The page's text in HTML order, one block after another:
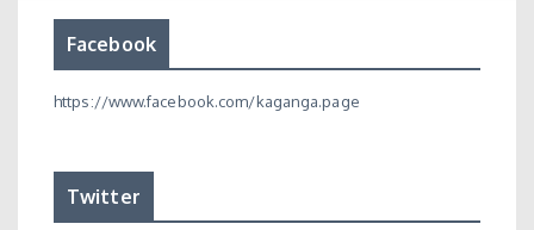
Facebook
https://www.facebook.com/kaganga.page
Twitter